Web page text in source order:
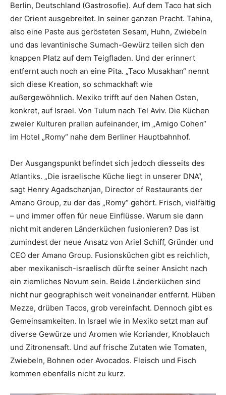
Berlin, Deutschland (Gastrosofie). Auf dem Taco hat sich
der Orient ausgebreitet. In seiner ganzen Pracht. Tahina,
also eine Paste aus gerösteten Sesam, Huhn, Zwiebeln
und das levantinische Sumach-Gewürz teilen sich den
knappen Platz auf dem Teigfladen. Und der erinnert
entfernt auch noch an eine Pita. „Taco Musakhan“ nennt
sich diese Kreation, so schmackhaft wie
außergewöhnlich. Mexiko trifft auf den Nahen Osten,
konkret, auf Israel. Von Tulum nach Tel Aviv. Die Küchen
zweier Kulturen prallen aufeinander, im „Amigo Cohen“
im Hotel „Romy“ nahe dem Berliner Hauptbahnhof.
Der Ausgangspunkt befindet sich jedoch diesseits des
Atlantiks. „Die israelische Küche liegt in unserer DNA“,
sagt Henry Agadschanjan, Director of Restaurants der
Amano Group, zu der das „Romy“ gehört. Frisch, vielfältig
– und immer offen für neue Einflüsse. Warum sie dann
nicht mit anderen Länderküchen fusionieren? Das ist
zumindest der neue Ansatz von Ariel Schiff, Gründer und
CEO der Amano Group. Fusionsküchen gibt es reichlich,
aber mexikanisch-israelisch dürfte seiner Ansicht nach
ein ziemliches Novum sein. Beide Länderküchen sind
nicht nur geographisch weit voneinander entfernt. Hüben
Mezze, drüben Tacos, grob vereinfacht. Dennoch gibt es
Gemeinsamkeiten. In Israel wie in Mexiko setzt man auf
diverse Gewürze und Aromen wie Koriander, Knoblauch
und Zitronensaft. Und auf frische Zutaten wie Tomaten,
Zwiebeln, Bohnen oder Avocados. Fleisch und Fisch
kommen ebenfalls nicht zu kurz.